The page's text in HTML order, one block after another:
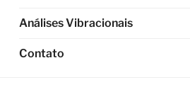
Análises Vibracionais
Contato